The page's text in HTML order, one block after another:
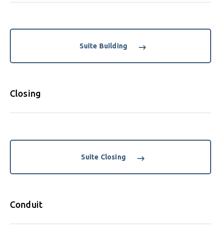
Suite Building
Closing
Suite Closing
Conduit